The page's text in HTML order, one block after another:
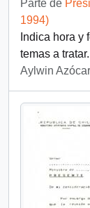
Parte de
1994)
Indica hora y
temas a tratar.
Aylwin